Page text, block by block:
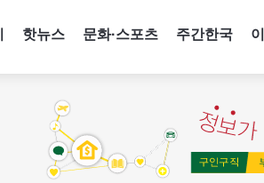
핫뉴스 문화·스포츠 주간한국